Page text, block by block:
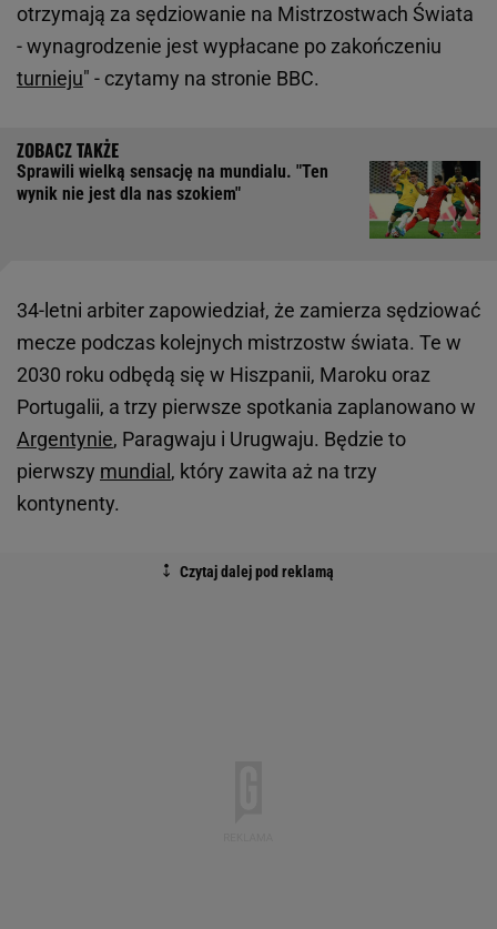
otrzymają za sędziowanie na Mistrzostwach Świata
- wynagrodzenie jest wypłacane po zakończeniu
turnieju" - czytamy na stronie BBC.
Sprawili wielką sensację na mundialu. "Ten
wynik nie jest dla nas szokiem"
34-letni arbiter zapowiedział, że zamierza sędziować
mecze podczas kolejnych mistrzostw świata. Te w
2030 roku odbędą się w Hiszpanii, Maroku oraz
Portugalii, a trzy pierwsze spotkania zaplanowano w
Argentynie, Paragwaju i Urugwaju. Będzie to
pierwszy mundial , który zawita aż na trzy
kontynenty.